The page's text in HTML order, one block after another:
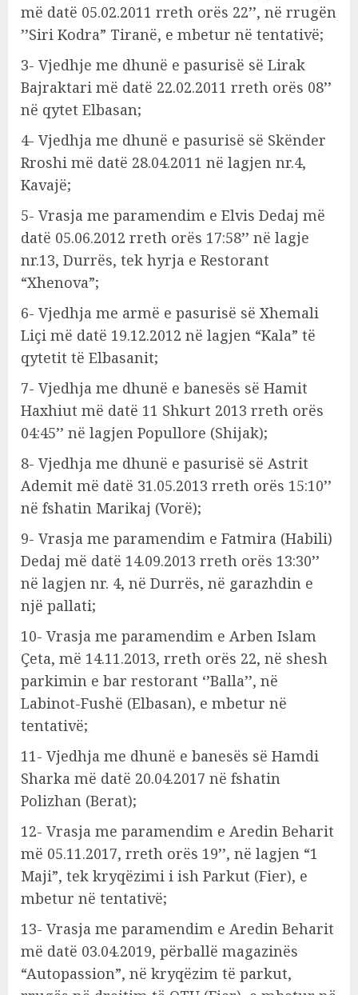
më datë 05.02.2011 rreth orës 22’’, në rrugën
’’Siri Kodra” Tiranë, e mbetur në tentativë;
3- Vjedhje me dhunë e pasurisë së Lirak
Bajraktari më datë 22.02.2011 rreth orës 08’’
në qytet Elbasan;
4- Vjedhja me dhunë e pasurisë së Skënder
Rroshi më datë 28.04.2011 në lagjen nr.4,
Kavajë;
5- Vrasja me paramendim e Elvis Dedaj më
datë 05.06.2012 rreth orës 17:58’’ në lagje
nr.13, Durrës, tek hyrja e Restorant
“Xhenova”;
6- Vjedhja me armë e pasurisë së Xhemali
Liçi më datë 19.12.2012 në lagjen “Kala” të
qytetit të Elbasanit;
7- Vjedhja me dhunë e banesës së Hamit
Haxhiut më datë 11 Shkurt 2013 rreth orës
04:45’’ në lagjen Popullore (Shijak);
8- Vjedhja me dhunë e pasurisë së Astrit
Ademit më datë 31.05.2013 rreth orës 15:10’’
në fshatin Marikaj (Vorë);
9- Vrasja me paramendim e Fatmira (Habili)
Dedaj më datë 14.09.2013 rreth orës 13:30’’
në lagjen nr. 4, në Durrës, në garazhdin e
një pallati;
10- Vrasja me paramendim e Arben Islam
Çeta, më 14.11.2013, rreth orës 22, në shesh
parkimin e bar restorant ‘’Balla’’, në
Labinot-Fushë (Elbasan), e mbetur në
tentativë;
11- Vjedhja me dhunë e banesës së Hamdi
Sharka më datë 20.04.2017 në fshatin
Polizhan (Berat);
12- Vrasja me paramendim e Aredin Beharit
më 05.11.2017, rreth orës 19’’, në lagjen “1
Maji”, tek kryqëzimi i ish Parkut (Fier), e
mbetur në tentativë;
13- Vrasja me paramendim e Aredin Beharit
më datë 03.04.2019, përballë magazinës
“Autopassion”, në kryqëzim të parkut,